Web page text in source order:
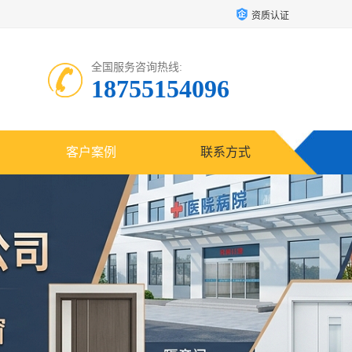
资质认证
全国服务咨询热线:
18755154096
客户案例 联系方式